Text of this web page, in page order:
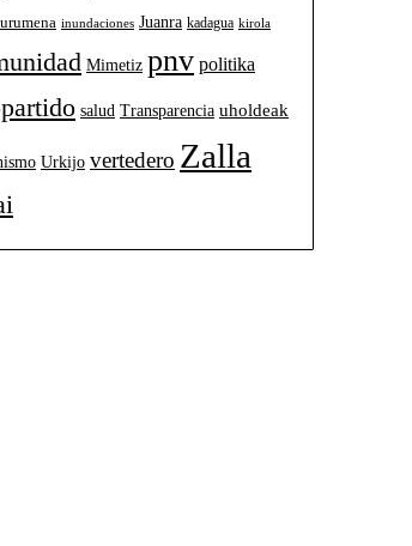
inundaciones Juanra kadagua kirola
Mimetiz pnv politika
salud Transparencia uholdeak
Urkijo vertedero Zalla